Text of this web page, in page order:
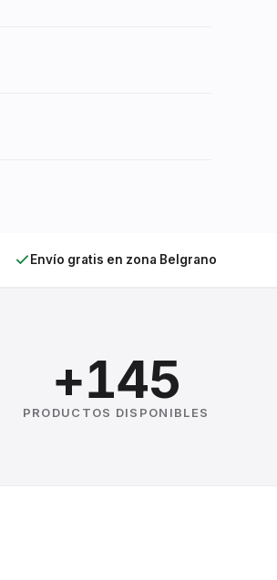
Envío gratis en zona Belgrano
+145
PRODUCTOS DISPONIBLES